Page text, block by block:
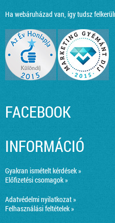
Ha webáruházad van, így tudsz
FACEBOOK
INFORMÁCIÓ
Gyakran ismételt kérdések »
Előfizetési csomagok »
Adatvédelmi nyilatkozat »
Felhasználási feltételek »